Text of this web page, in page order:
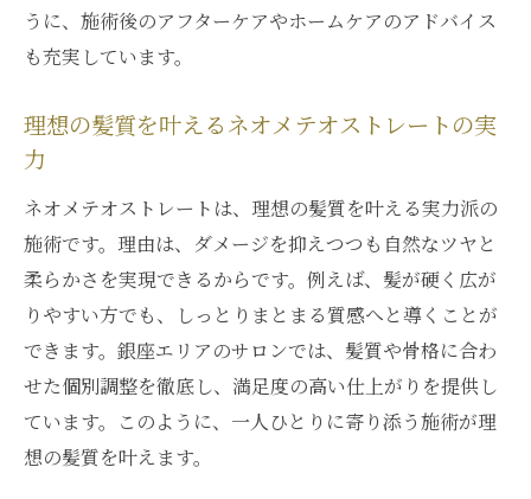
うに、施術後のアフターケアやホームケアのアドバイス
も充実しています。
理想の髪質を叶えるネオメテオストレートの実
力
ネオメテオストレートは、理想の髪質を叶える実力派の
施術です。理由は、ダメージを抑えつつも自然なツヤと
柔らかさを実現できるからです。例えば、髪が硬く広が
りやすい方でも、しっとりまとまる質感へと導くことが
できます。銀座エリアのサロンでは、髪質や骨格に合わ
せた個別調整を徹底し、満足度の高い仕上がりを提供し
ています。このように、一人ひとりに寄り添う施術が理
想の髪質を叶えます。